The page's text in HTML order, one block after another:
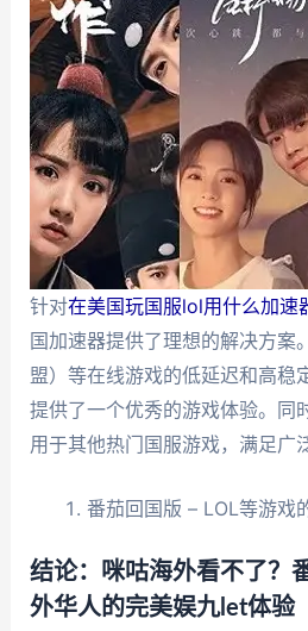
针对在美国玩国服lol用什么加速
国加速器提供了理想的解决方案
盟）等在线游戏的低延迟和高稳
提供了一个优秀的游戏体验。同
用于其他热门国服游戏，满足广
番茄回国版 – LOL等游戏
结论：咪咕海外看不了？
外华人的完美娱九let体验